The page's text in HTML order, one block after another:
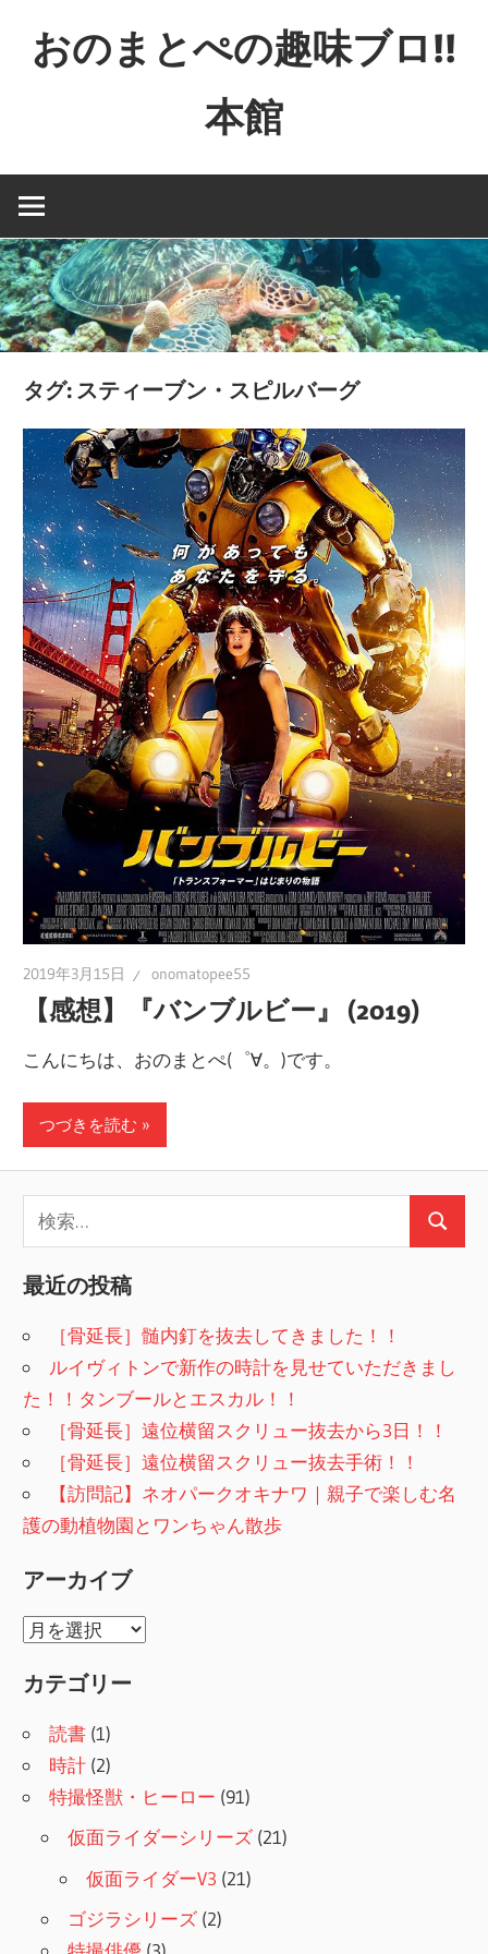
へ
キ
ッ
プ
おのまとぺの趣味ブロ!!
本館
撮
か
映
画
と
か
ー
ム
の
ブ
ロ
グ
タグ: スティーブン・スピルバーグ
2019年3月15日 onomatopee55
【感想】『バンブルビー』 (2019)
こんにちは、おのまとぺ(゜∀。)です。
つづきを読む
索:
検
最近の投稿
［骨延長］髄内釘を抜去してきました！！
ルイヴィトンで新作の時計を見せていただきまし
た！！タンブールとエスカル！！
［骨延長］遠位横留スクリュー抜去から3日！！
［骨延長］遠位横留スクリュー抜去手術！！
【訪問記】ネオパークオキナワ｜親子で楽しむ名
護の動植物園とワンちゃん散歩
アーカイブ
ア
カ
カテゴリー
読書 (1)
時計 (2)
特撮怪獣・ヒーロー (91)
仮面ライダーシリーズ (21)
仮面ライダーV3 (21)
ゴジラシリーズ (2)